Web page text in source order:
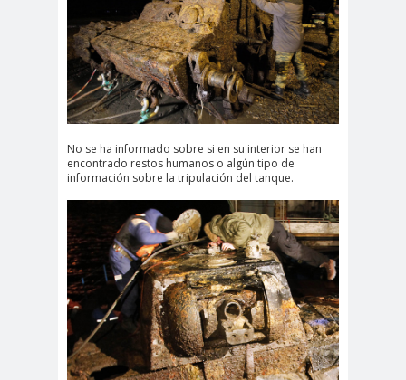
No se ha informado sobre si en su interior se han
encontrado restos humanos o algún tipo de
información sobre la tripulación del tanque.